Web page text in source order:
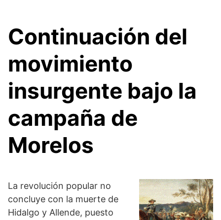
Continuación del
movimiento
insurgente bajo la
campaña de
Morelos
La revolución popular no
concluye con la muerte de
Hidalgo y Allende, puesto